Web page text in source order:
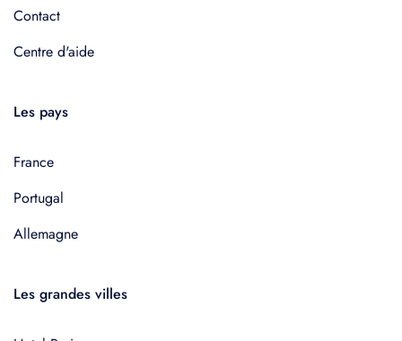
Contact
Centre d'aide
Les pays
France
Portugal
Allemagne
Les grandes villes